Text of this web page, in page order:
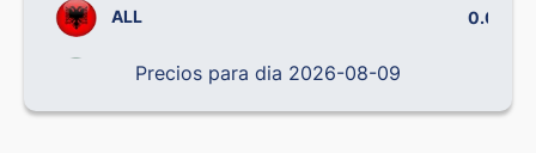
ALL 0.0078
BRLPrecios para dia 2026-08-09